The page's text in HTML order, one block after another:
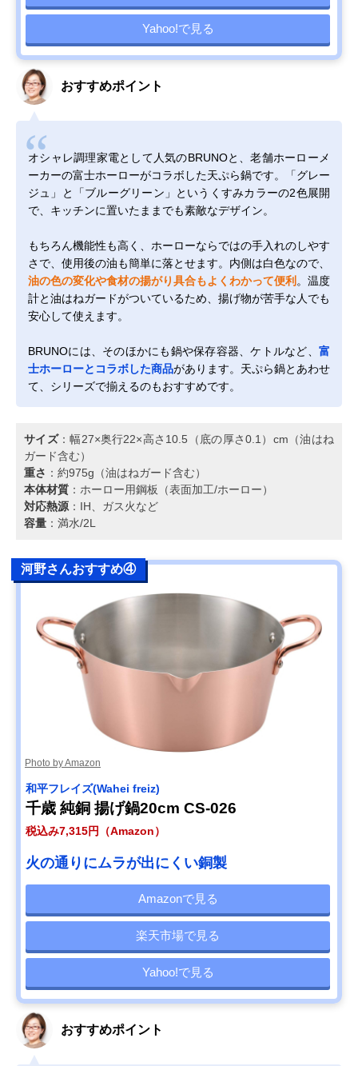
Yahoo!で見る
おすすめポイント
オシャレ調理家電として人気のBRUNOと、老舗ホーローメ
ーカーの富士ホーローがコラボした天ぷら鍋です。「グレー
ジュ」と「ブルーグリーン」というくすみカラーの2色展開
で、キッチンに置いたままでも素敵なデザイン。
もちろん機能性も高く、ホーローならではの手入れのしやす
さで、使用後の油も簡単に落とせます。内側は白色なので、
油の色の変化や食材の揚がり具合もよくわかって便利 。温度
計と油はねガードがついているため、揚げ物が苦手な人でも
安心して使えます。
BRUNOには、そのほかにも鍋や保存容器、ケトルなど、 富
士ホーローとコラボした商品があります。天ぷら鍋とあわせ
て、シリーズで揃えるのもおすすめです。
サイズ：幅27×奥行22×高さ10.5（底の厚さ0.1）cm（油はね
ガード含む）
重さ ：約975g（油はねガード含む）
本体材質 ：ホーロー用鋼板（表面加工/ホーロー）
対応熱源 ：IH、ガス火など
容量 ：満水/2L
河野さんおすすめ④
Photo by Amazon
和平フレイズ(Wahei freiz)
千歳 純銅 揚げ鍋20cm CS-026
税込み7,315円（Amazon）
火の通りにムラが出にくい銅製
Amazonで見る
楽天市場で見る
Yahoo!で見る
おすすめポイント